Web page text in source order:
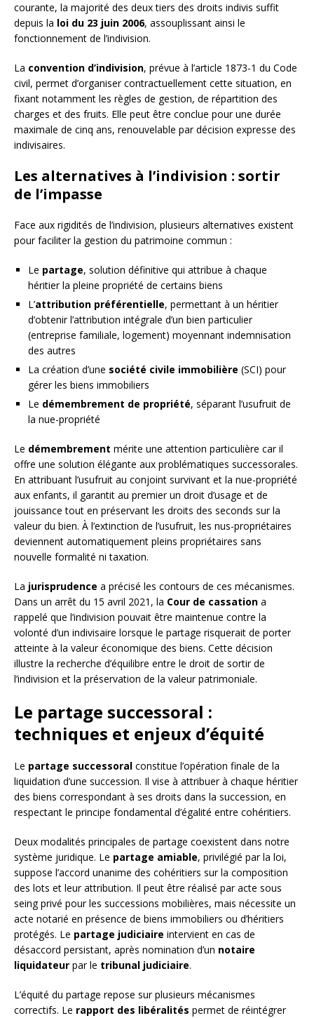
courante, la majorité des deux tiers des droits indivis suffit
depuis la loi du 23 juin 2006, assouplissant ainsi le
fonctionnement de l’indivision.
La convention d’indivision, prévue à l’article 1873-1 du Code
civil, permet d’organiser contractuellement cette situation, en
fixant notamment les règles de gestion, de répartition des
charges et des fruits. Elle peut être conclue pour une durée
maximale de cinq ans, renouvelable par décision expresse des
indivisaires.
Les alternatives à l’indivision : sortir
de l’impasse
Face aux rigidités de l’indivision, plusieurs alternatives existent
pour faciliter la gestion du patrimoine commun :
Le partage, solution définitive qui attribue à chaque
héritier la pleine propriété de certains biens
L’attribution préférentielle, permettant à un héritier
d’obtenir l’attribution intégrale d’un bien particulier
(entreprise familiale, logement) moyennant indemnisation
des autres
La création d’une société civile immobilière (SCI) pour
gérer les biens immobiliers
Le démembrement de propriété, séparant l’usufruit de
la nue-propriété
Le démembrement mérite une attention particulière car il
offre une solution élégante aux problématiques successorales.
En attribuant l’usufruit au conjoint survivant et la nue-propriété
aux enfants, il garantit au premier un droit d’usage et de
jouissance tout en préservant les droits des seconds sur la
valeur du bien. À l’extinction de l’usufruit, les nus-propriétaires
deviennent automatiquement pleins propriétaires sans
nouvelle formalité ni taxation.
La jurisprudence a précisé les contours de ces mécanismes.
Dans un arrêt du 15 avril 2021, la Cour de cassation a
rappelé que l’indivision pouvait être maintenue contre la
volonté d’un indivisaire lorsque le partage risquerait de porter
atteinte à la valeur économique des biens. Cette décision
illustre la recherche d’équilibre entre le droit de sortir de
l’indivision et la préservation de la valeur patrimoniale.
Le partage successoral :
techniques et enjeux d’équité
Le partage successoral constitue l’opération finale de la
liquidation d’une succession. Il vise à attribuer à chaque héritier
des biens correspondant à ses droits dans la succession, en
respectant le principe fondamental d’égalité entre cohéritiers.
Deux modalités principales de partage coexistent dans notre
système juridique. Le partage amiable, privilégié par la loi,
suppose l’accord unanime des cohéritiers sur la composition
des lots et leur attribution. Il peut être réalisé par acte sous
seing privé pour les successions mobilières, mais nécessite un
acte notarié en présence de biens immobiliers ou d’héritiers
protégés. Le partage judiciaire intervient en cas de
désaccord persistant, après nomination d’un notaire
liquidateur par le tribunal judiciaire.
L’équité du partage repose sur plusieurs mécanismes
correctifs. Le rapport des libéralités permet de réintégrer